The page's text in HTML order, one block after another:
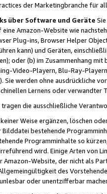
der Marketingbranche für
über Software und Geräte
Amazon-Website wie
Plug-ins, Browser Helper
kann) und Geräten,
oder (b) im Zusammenhang
Video-Playern, Blu-Ray-
Sie werden ohne ausdrückliche
Lernens oder
tragen die ausschließliche
Weise ergänzen, löschen
bestehende
Programminhalte so
wird. Einige Arten von
Website, der nicht als
des
oder unentzifferbar